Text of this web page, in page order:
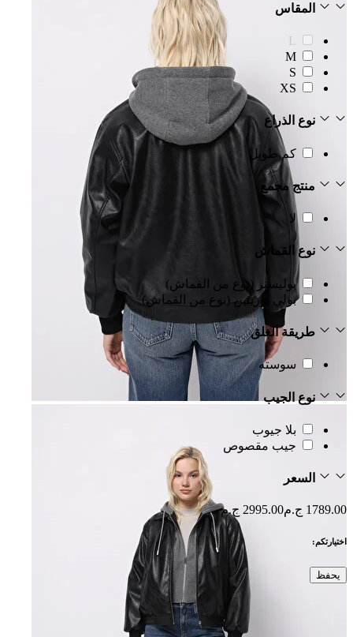
المقاس
L
M
S
XS
نوع الذراع
كم طويل
منتج مجمع
لا
نوع القماش
بوليستر (نوع من القماش)
بولي يوريثين (نوع من القماش)
طريقة الغلق
سوسته
نوع الجيب
بلا جيوب
جيب مقصوص
السعر
1789.00 ج.م 2995.00 ج.م
اختيارتكم:
يحفظ